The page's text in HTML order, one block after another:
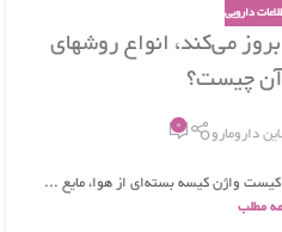
دارویی
می‌کند، انواع روشهای
چیست؟
دارومارو 0
واژن کیسه بسته‌ای از هوا، مایع ...
مطلب